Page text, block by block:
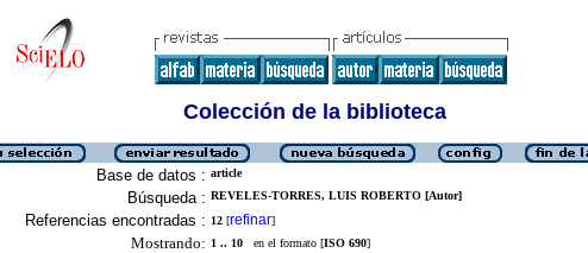
Colección de la biblioteca
Base de datos : article
Búsqueda : REVELES-TORRES, LUIS ROBERTO [Autor]
Referencias encontradas : 12 [refinar]
Mostrando: 1 .. 10 en el formato [ISO 690]